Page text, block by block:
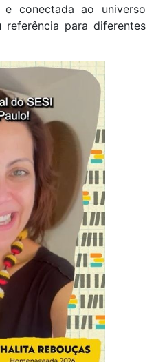
e conectada ao universo
para diferentes